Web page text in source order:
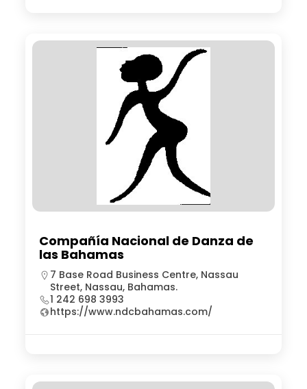
Compañía Nacional de Danza de
las Bahamas
7 Base Road Business Centre, Nassau
Street, Nassau, Bahamas.
1 242 698 3993
https://www.ndcbahamas.com/